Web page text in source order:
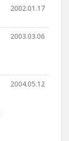
2002.01.17
2003.03.06
2004.05.12